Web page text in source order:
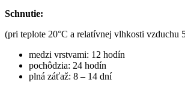
Schnutie:
(pri teplote 20°C a relatívnej vlhkosti vzduchu
medzi vrstvami: 12 hodín
pochôdzia: 24 hodín
plná záťaž: 8 – 14 dní